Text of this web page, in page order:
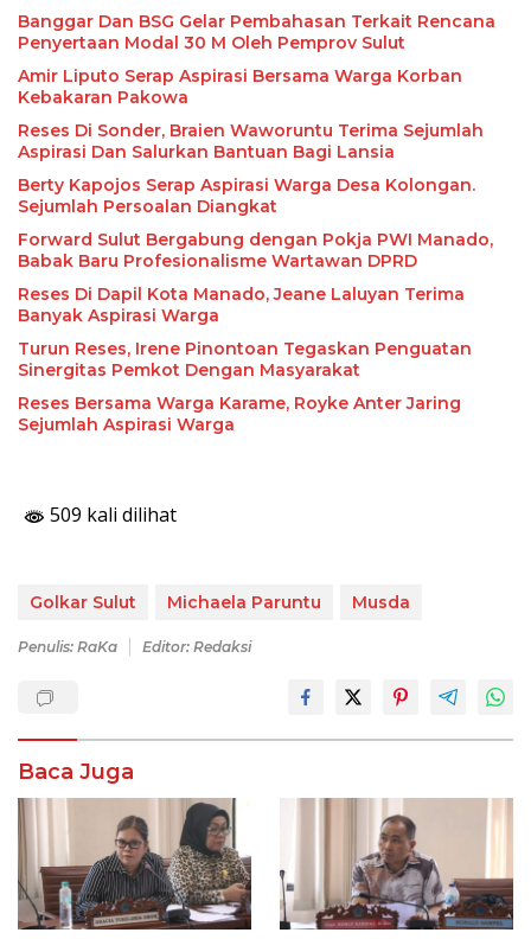
Banggar Dan BSG Gelar Pembahasan Terkait Rencana
Penyertaan Modal 30 M Oleh Pemprov Sulut
Amir Liputo Serap Aspirasi Bersama Warga Korban
Kebakaran Pakowa
Reses Di Sonder, Braien Waworuntu Terima Sejumlah
Aspirasi Dan Salurkan Bantuan Bagi Lansia
Berty Kapojos Serap Aspirasi Warga Desa Kolongan.
Sejumlah Persoalan Diangkat
Forward Sulut Bergabung dengan Pokja PWI Manado,
Babak Baru Profesionalisme Wartawan DPRD
Reses Di Dapil Kota Manado, Jeane Laluyan Terima
Banyak Aspirasi Warga
Turun Reses, Irene Pinontoan Tegaskan Penguatan
Sinergitas Pemkot Dengan Masyarakat
Reses Bersama Warga Karame, Royke Anter Jaring
Sejumlah Aspirasi Warga
509 kali dilihat
Golkar Sulut Michaela Paruntu Musda
Penulis: RaKa Editor: Redaksi
Baca Juga